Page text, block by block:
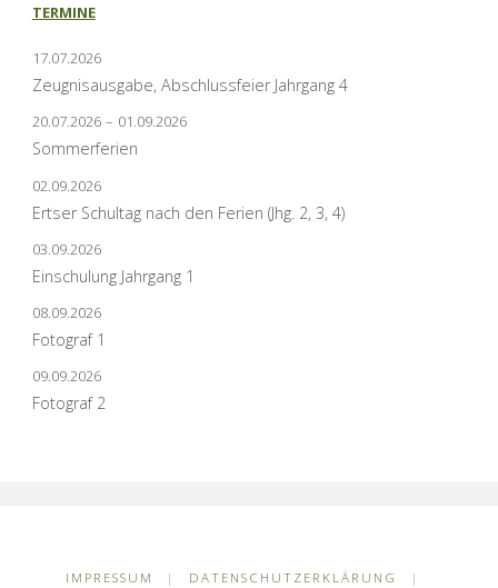
TERMINE
17.07.2026
Zeugnisausgabe, Abschlussfeier Jahrgang 4
20.07.2026 – 01.09.2026
Sommerferien
02.09.2026
Ertser Schultag nach den Ferien (Jhg. 2, 3, 4)
03.09.2026
Einschulung Jahrgang 1
08.09.2026
Fotograf 1
09.09.2026
Fotograf 2
IMPRESSUM | DATENSCHUTZERKLÄRUNG |